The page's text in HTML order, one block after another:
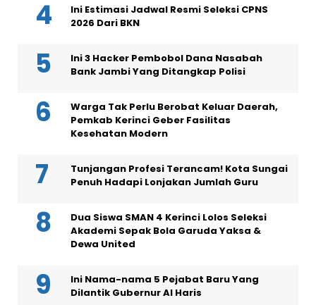
Ini Estimasi Jadwal Resmi Seleksi CPNS
2026 Dari BKN
Ini 3 Hacker Pembobol Dana Nasabah
Bank Jambi Yang Ditangkap Polisi
Warga Tak Perlu Berobat Keluar Daerah,
Pemkab Kerinci Geber Fasilitas
Kesehatan Modern
Tunjangan Profesi Terancam! Kota Sungai
Penuh Hadapi Lonjakan Jumlah Guru
Dua Siswa SMAN 4 Kerinci Lolos Seleksi
Akademi Sepak Bola Garuda Yaksa &
Dewa United
Ini Nama-nama 5 Pejabat Baru Yang
Dilantik Gubernur Al Haris